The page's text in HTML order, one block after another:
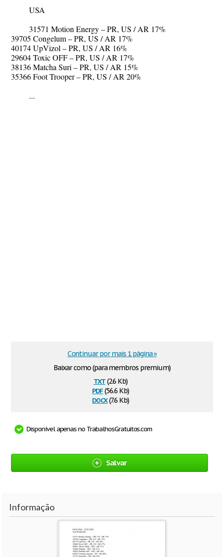
USA
31571 Motion Energy – PR, US / AR 17%
39705 Congelum – PR, US / AR 17%
40174 UpVizol – PR, US / AR 16%
29604 Toxic OFF – PR, US / AR 17%
38136 Matcha Suri – PR, US / AR 15%
35366 Foot Trooper – PR, US / AR 20%
...
Baixar como (para membros premium)
txt(2.6 Kb)
pdf(56.6 Kb)
docx(7.6 Kb)
Continuar por mais 1 página »
Disponível apenas no TrabalhosGratuitos.com
Salvar
Informação